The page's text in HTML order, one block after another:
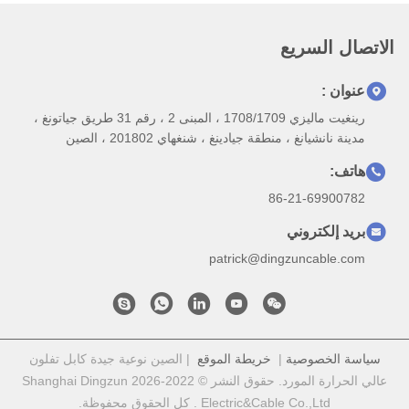
الاتصال السريع
عنوان :
رينغيت ماليزي 1708/1709 ، المبنى 2 ، رقم 31 طريق جياتونغ ،
مدينة نانشيانغ ، منطقة جيادينغ ، شنغهاي 201802 ، الصين
هاتف:
86-21-69900782
بريد إلكتروني
patrick@dingzuncable.com
سياسة الخصوصية | خريطة الموقع | الصين نوعية جيدة كابل تفلون
عالي الحرارة المورد. حقوق النشر © 2022-2026 Shanghai Dingzun
Electric&Cable Co.,Ltd . كل الحقوق محفوظة.